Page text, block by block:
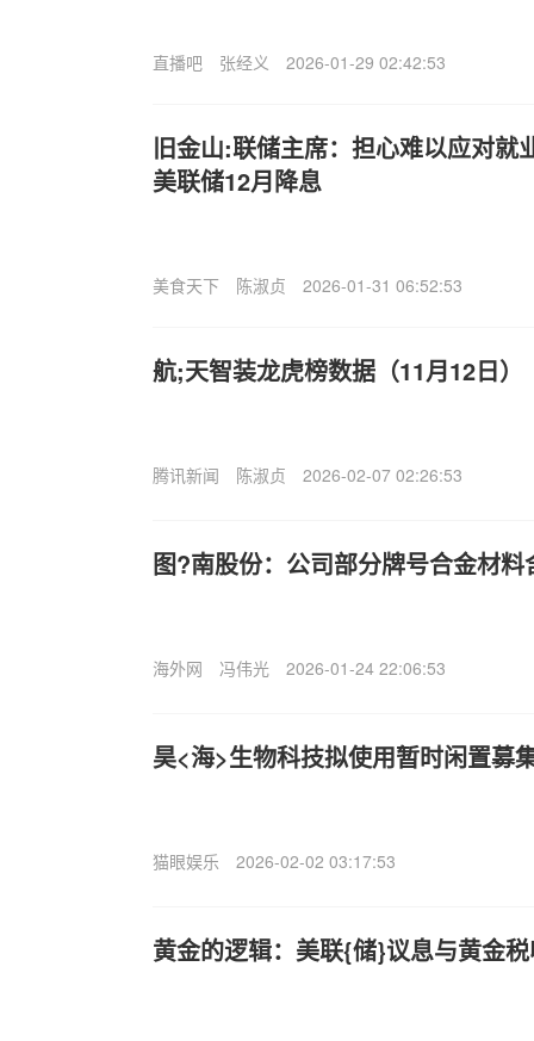
直播吧 张经义 2026-01-29 02:42:53
旧金山:联储主席：担心难以应对就
美联储12月降息
美食天下 陈淑贞 2026-01-31 06:52:53
航;天智装龙虎榜数据（11月12日）
腾讯新闻 陈淑贞 2026-02-07 02:26:53
图?南股份：公司部分牌号合金材
海外网 冯伟光 2026-01-24 22:06:53
昊<海>生物科技拟使用暂时闲置募
猫眼娱乐 2026-02-02 03:17:53
黄金的逻辑：美联{储}议息与黄金